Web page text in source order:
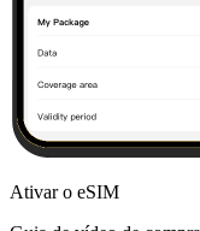
Ativar o eSIM